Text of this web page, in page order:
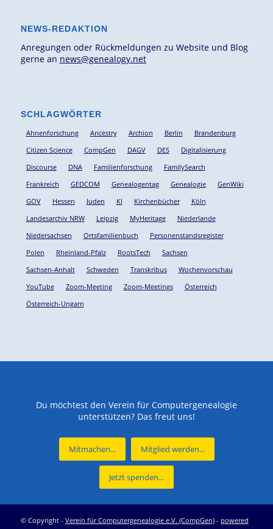
NEWS-REDAKTION
Anregungen oder Rückmeldungen zu Website und Blog
gerne an news@genealogy.net
SCHLAGWÖRTER
Ahnenforschung Ancestry Archion Berlin
Brandenburg
Citizen Science
CompGen DAGV DES
Digitalisierung
Discourse
DNA Familienforschung
FamilySearch
Frankreich
GEDCOM Genealogentag Genealogie
GenWiki
GOV
Hessen Juden KI Kirchenbücher
Köln
Landesarchiv NRW
Leipzig MyHeritage
Niederlande
Niedersachsen
Ortsfamilienbuch
Personenstandsregister
Polen
Rheinland-Pfalz RootsTech
Sachsen
Sachsen-Anhalt
Schweden Transkribus
Wochenvorschau
YouTube
Zoom-Meeting Zoom-Meetings
Österreich
Österreich-Ungarn
Du möchtest den Verein für Computergenealogie
unterstützen? Das freut uns!
Mitmachen... Mitglied werden...
Jetzt spenden...
© Copyright - Verein für Computergenealogie e.V. (CompGen)- powered